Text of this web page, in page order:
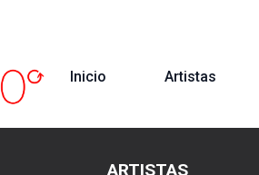
Inicio Artistas
ARTISTAS